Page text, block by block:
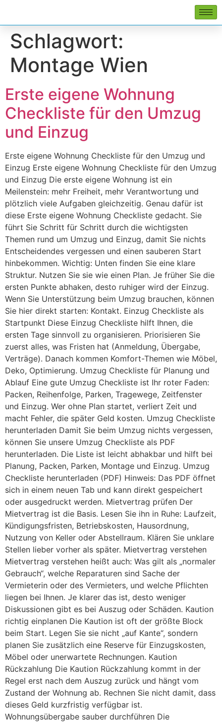
Schlagwort:
Montage Wien
Erste eigene Wohnung
Checkliste für den Umzug
und Einzug
Erste eigene Wohnung Checkliste für den Umzug und
Einzug Erste eigene Wohnung Checkliste für den Umzug
und Einzug Die erste eigene Wohnung ist ein
Meilenstein: mehr Freiheit, mehr Verantwortung und
plötzlich viele Aufgaben gleichzeitig. Genau dafür ist
diese Erste eigene Wohnung Checkliste gedacht. Sie
führt Sie Schritt für Schritt durch die wichtigsten
Themen rund um Umzug und Einzug, damit Sie nichts
Entscheidendes vergessen und einen sauberen Start
hinbekommen. Wichtig: Unten finden Sie eine klare
Struktur. Nutzen Sie sie wie einen Plan. Je früher Sie die
ersten Punkte abhaken, desto ruhiger wird der Einzug.
Wenn Sie Unterstützung beim Umzug brauchen, können
Sie hier direkt starten: Kontakt. Einzug Checkliste als
Startpunkt Diese Einzug Checkliste hilft Ihnen, die
ersten Tage sinnvoll zu organisieren. Priorisieren Sie
zuerst alles, was Fristen hat (Anmeldung, Übergabe,
Verträge). Danach kommen Komfort-Themen wie Möbel,
Deko, Optimierung. Umzug Checkliste für Planung und
Ablauf Eine gute Umzug Checkliste ist Ihr roter Faden:
Packen, Reihenfolge, Parken, Tragewege, Zeitfenster
und Einzug. Wer ohne Plan startet, verliert Zeit und
macht Fehler, die später Geld kosten. Umzug Checkliste
herunterladen Damit Sie beim Umzug nichts vergessen,
können Sie unsere Umzug Checkliste als PDF
herunterladen. Die Liste ist leicht abhakbar und hilft bei
Planung, Packen, Parken, Montage und Einzug. Umzug
Checkliste herunterladen (PDF) Hinweis: Das PDF öffnet
sich in einem neuen Tab und kann direkt gespeichert
oder ausgedruckt werden. Mietvertrag prüfen Der
Mietvertrag ist die Basis. Lesen Sie ihn in Ruhe: Laufzeit,
Kündigungsfristen, Betriebskosten, Hausordnung,
Nutzung von Keller oder Abstellraum. Klären Sie unklare
Stellen lieber vorher als später. Mietvertrag verstehen
Mietvertrag verstehen heißt auch: Was gilt als „normaler
Gebrauch“, welche Reparaturen sind Sache der
Vermieterin oder des Vermieters, und welche Pflichten
liegen bei Ihnen. Je klarer das ist, desto weniger
Diskussionen gibt es bei Auszug oder Schäden. Kaution
richtig einplanen Die Kaution ist oft der größte Block
beim Start. Legen Sie sie nicht „auf Kante“, sondern
planen Sie zusätzlich eine Reserve für Einzugskosten,
Möbel oder unerwartete Rechnungen. Kaution
Rückzahlung Die Kaution Rückzahlung kommt in der
Regel erst nach dem Auszug zurück und hängt vom
Zustand der Wohnung ab. Rechnen Sie nicht damit, dass
dieses Geld kurzfristig verfügbar ist.
Wohnungsübergabe sauber durchführen Die